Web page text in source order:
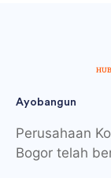
Ayobangun
Perusahaan
Bogor telah